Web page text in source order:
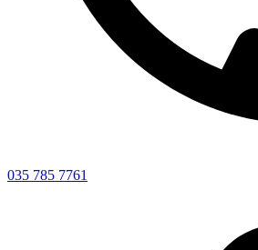
035 785 7761